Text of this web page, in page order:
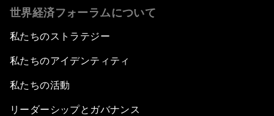
世界経済フォーラムについて
私たちのストラテジー
私たちのアイデンティティ
私たちの活動
リーダーシップとガバナンス